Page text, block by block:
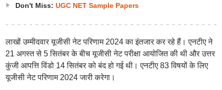
Don't Miss: UGC NET Sample Papers
लाखों उम्मीदवार यूजीसी नेट परिणाम 2024 का इंतजार कर रहे हैं। एनटीए ने
21 अगस्त से 5 सितंबर के बीच यूजीसी नेट परीक्षा आयोजित की थी और उत्तर
कुंजी आपत्ति विंडो 14 सितंबर को बंद हो गई थी। एनटीए 83 विषयों के लिए
यूजीसी नेट परिणाम 2024 जारी करेगा।